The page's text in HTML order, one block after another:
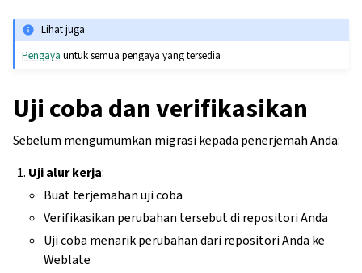
Lihat juga
Pengaya untuk semua pengaya yang tersedia
Uji coba dan verifikasikan
Sebelum mengumumkan migrasi kepada penerjemah Anda:
Uji alur kerja:
Buat terjemahan uji coba
Verifikasikan perubahan tersebut di repositori Anda
Uji coba menarik perubahan dari repositori Anda ke
Weblate